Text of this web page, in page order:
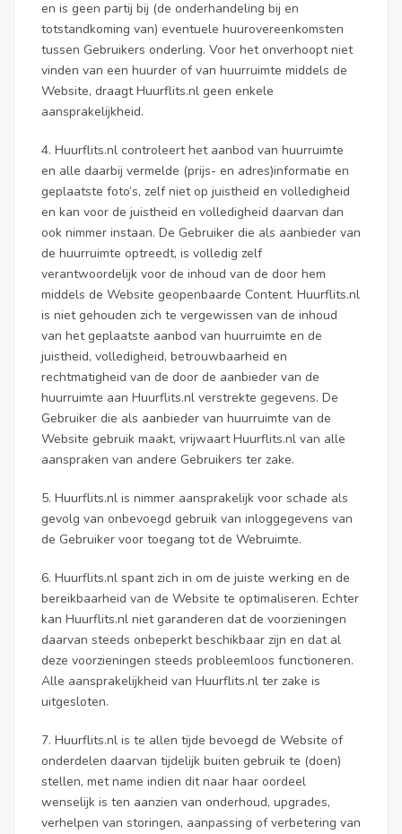
en is geen partij bij (de onderhandeling bij en
totstandkoming van) eventuele huurovereenkomsten
tussen Gebruikers onderling. Voor het onverhoopt niet
vinden van een huurder of van huurruimte middels de
Website, draagt Huurflits.nl geen enkele
aansprakelijkheid.
4. Huurflits.nl controleert het aanbod van huurruimte
en alle daarbij vermelde (prijs- en adres)informatie en
geplaatste foto’s, zelf niet op juistheid en volledigheid
en kan voor de juistheid en volledigheid daarvan dan
ook nimmer instaan. De Gebruiker die als aanbieder van
de huurruimte optreedt, is volledig zelf
verantwoordelijk voor de inhoud van de door hem
middels de Website geopenbaarde Content. Huurflits.nl
is niet gehouden zich te vergewissen van de inhoud
van het geplaatste aanbod van huurruimte en de
juistheid, volledigheid, betrouwbaarheid en
rechtmatigheid van de door de aanbieder van de
huurruimte aan Huurflits.nl verstrekte gegevens. De
Gebruiker die als aanbieder van huurruimte van de
Website gebruik maakt, vrijwaart Huurflits.nl van alle
aanspraken van andere Gebruikers ter zake.
5. Huurflits.nl is nimmer aansprakelijk voor schade als
gevolg van onbevoegd gebruik van inloggegevens van
de Gebruiker voor toegang tot de Webruimte.
6. Huurflits.nl spant zich in om de juiste werking en de
bereikbaarheid van de Website te optimaliseren. Echter
kan Huurflits.nl niet garanderen dat de voorzieningen
daarvan steeds onbeperkt beschikbaar zijn en dat al
deze voorzieningen steeds probleemloos functioneren.
Alle aansprakelijkheid van Huurflits.nl ter zake is
uitgesloten.
7. Huurflits.nl is te allen tijde bevoegd de Website of
onderdelen daarvan tijdelijk buiten gebruik te (doen)
stellen, met name indien dit naar haar oordeel
wenselijk is ten aanzien van onderhoud, upgrades,
verhelpen van storingen, aanpassing of verbetering van